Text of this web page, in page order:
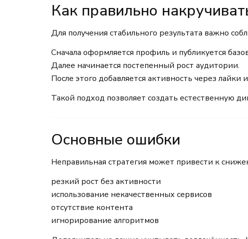
Как правильно
Для получения стабильного результата важно
Сначала оформляется профиль и публикуется
Далее начинается постепенный рост аудитории.
После этого добавляется активность через лайки
Такой подход позволяет создать естественную
Основные ошибки
Неправильная стратегия может привести к
резкий рост без активности
использование некачественных сервисов
отсутствие контента
игнорирование алгоритмов